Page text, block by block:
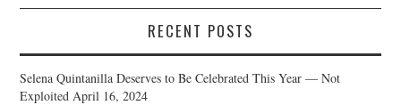
RECENT POSTS
Selena Quintanilla Deserves to Be Celebrated This Year — Not
Exploited April 16, 2024